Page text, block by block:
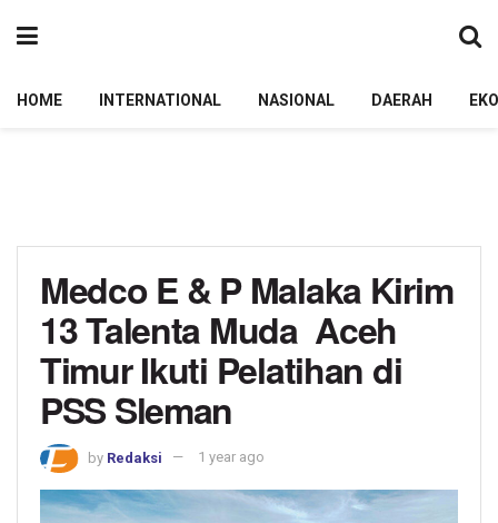
HOME INTERNATIONAL NASIONAL DAERAH
Medco E & P Malaka Kirim
13 Talenta Muda Aceh
Timur Ikuti Pelatihan di
PSS Sleman
by Redaksi 1 year ago